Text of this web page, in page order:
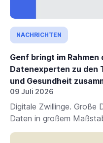
NACHRICHTEN
Genf bringt im Rahmen
Datenexperten zu den
und Gesundheit
09 Juli 2026
Digitale Zwillinge. Große
Daten in großem